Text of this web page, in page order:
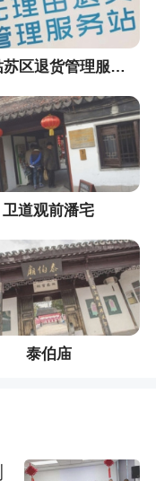
苏州姑苏区退货管理服务站
卫道观前潘宅
泰伯庙